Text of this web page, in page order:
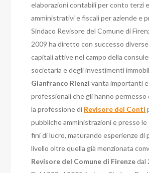
elaborazioni contabili per conto terzi
amministrativi e fiscali per aziende e
Sindaco Revisore del Comune di
2009 ha diretto con successo
capitali attive nel campo della
societaria e degli investimenti
Gianfranco Rienzi vanta importanti
professionali che gli hanno
la professione di Revisore dei Conti
pubbliche amministrazioni e presso le
fini di lucro, maturando esperienze di
livello oltre quella già menzionata
Revisore del Comune di Firenzedal